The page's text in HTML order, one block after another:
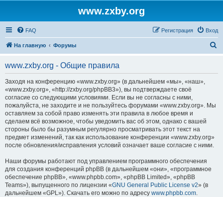
www.zxby.org
FAQ Вход
Регистрация
На главную Форумы
www.zxby.org - Общие правила
Заходя на конференцию «www.zxby.org» (в дальнейшем «мы», «наш»,
«www.zxby.org», «http://zxby.org/phpBB3»), вы подтверждаете своё
согласие со следующими условиями. Если вы не согласны с ними,
пожалуйста, не заходите и не пользуйтесь форумами «www.zxby.org». Мы
оставляем за собой право изменять эти правила в любое время и
сделаем всё возможное, чтобы уведомить вас об этом, однако с вашей
стороны было бы разумным регулярно просматривать этот текст на
предмет изменений, так как использование конференции «www.zxby.org»
после обновления/исправления условий означает ваше согласие с ними.
Наши форумы работают под управлением программного обеспечения
для создания конференций phpBB (в дальнейшем «они», «программное
обеспечение phpBB», «www.phpbb.com», «phpBB Limited», «phpBB
Teams»), выпущенного по лицензии «GNU General Public License v2» (в
дальнейшем «GPL»). Скачать его можно по адресу www.phpbb.com.